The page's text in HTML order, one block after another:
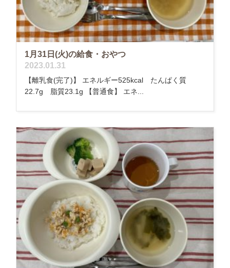
1月31日(火)の給食・おやつ
2023.01.31
【離乳食(完了)】 エネルギー525kcal たんぱく質
22.7g 脂質23.1g 【普通食】 エネ...